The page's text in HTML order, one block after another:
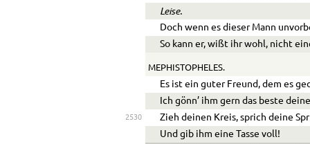
Leise.
Doch wenn es dieser Mann
So kann er, wißt ihr wohl, nicht
MEPHISTOPHELES.
Es ist ein guter Freund, dem es
Ich gönn’ ihm gern das beste
2530
Zieh deinen Kreis, sprich deine
Und gib ihm eine Tasse voll!